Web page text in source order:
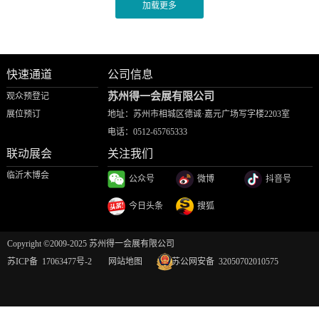
快速通道
观众预登记
展位预订
公司信息
苏州得一会展有限公司
地址：苏州市相城区德诚·嘉元广场写字楼2203室
电话： 0512-65765333
联动展会
临沂木博会
关注我们
公众号 微博 抖音号
今日头条 搜狐
Copyright ©2009-2025 苏州得一会展有限公司
苏ICP备 17063477号-2
网站地图 苏公网安备 32050702010575